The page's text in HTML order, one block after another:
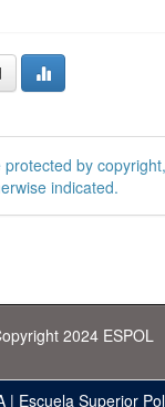
by
indicated.
2024 ESPOL
| Escuela Superior